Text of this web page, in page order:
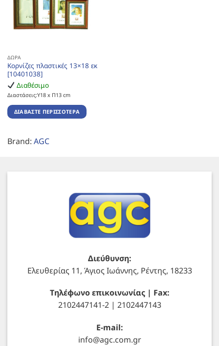
ΔΏΡΑ
Κορνίζες πλαστικές 13×18 εκ
[10401038]
Διαθέσιμο
Διαστάσεις:Υ18 x Π13 cm
ΔΙΑΒΆΣΤΕ ΠΕΡΙΣΣΌΤΕΡΑ
Brand: AGC
Διεύθυνση:
Ελευθερίας 11, Άγιος Ιωάννης, Ρέντης, 18233
Τηλέφωνο επικοινωνίας | Fax:
2102447141-2 | 2102447143
E-mail:
info@agc.com.gr